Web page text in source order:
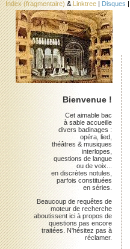
Index (fragmentaire) & Linktree | Disques |
Bienvenue !
Cet aimable bac
à sable accueille
divers badinages :
opéra, lied,
théâtres & musiques
interlopes,
questions de langue
ou de voix...
en discrètes notules,
parfois constituées
en séries.
Beaucoup de requêtes de
moteur de recherche
aboutissent ici à propos de
questions pas encore
traitées. N'hésitez pas à
réclamer.